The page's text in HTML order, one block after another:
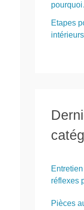
Etapes
réflexes
Pièces